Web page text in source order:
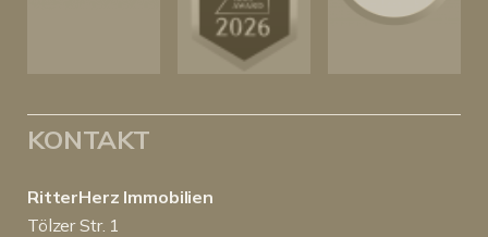
KONTAKT
RitterHerz Immobilien
Tölzer Str. 1